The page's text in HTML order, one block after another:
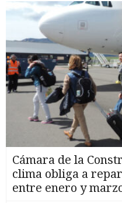
Cámara de la
clima obliga a
entre enero y